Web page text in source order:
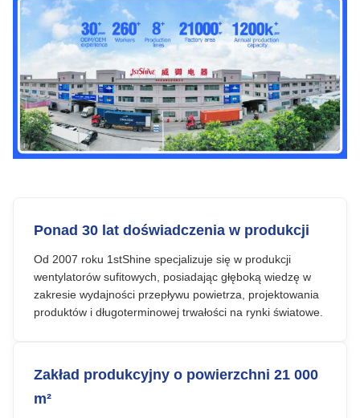
Ponad 30 lat doświadczenia w produkcji
Od 2007 roku 1stShine specjalizuje się w produkcji
wentylatorów sufitowych, posiadając głęboką wiedzę w
zakresie wydajności przepływu powietrza, projektowania
produktów i długoterminowej trwałości na rynki światowe.
Zakład produkcyjny o powierzchni 21 000
m²